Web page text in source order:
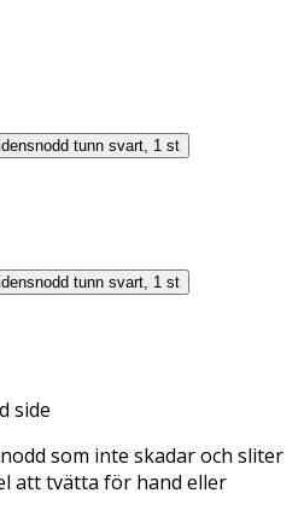
tunn svart, 1 st
tunn svart, 1 st
side
som inte skadar och sliter
att tvätta för hand eller